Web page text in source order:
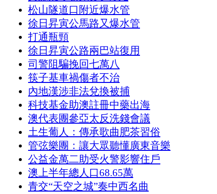
松山隧道口附近爆水管
徐日昇寅公馬路又爆水管
打通瓶頸
徐日昇寅公路兩巴站復用
司警阻騙挽回七萬八
筷子基車禍傷者不治
內地漢涉非法兌換被捕
科技基金助澳註冊中藥出海
澳代表團參亞太反洗錢會議
土生葡人：傳承歌曲肥茶習俗
管弦樂團：讓大眾聽懂廣東音樂
公益金萬二助受火警影響住戶
澳上半年總人口68.65萬
青交“天空之城”奏中西名曲